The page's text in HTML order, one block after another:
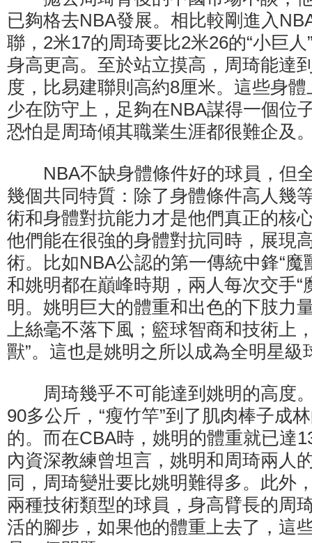
已夠格去NBA發展。相比較剛進入
聯，2米17的周琦要比2米26的“小巨
身高更高。至於站立摸高，周琦能達
度，比易建聯則高約8厘米。這些身
少在防守上，足夠在NBA謀得一個位
恐怕是周琦傾其職業生涯都很難企及
NBA不缺身體條件好的球員，但
幾個共同特質：除了身體條件高人幾
術和身體對抗能力才是他們真正的核
他們能在很強的身體對抗同時，展現
術。比如NBA公認的第一傳統中鋒“魔
和姚明都在巔峰時期，兩人每次交手“
明。姚明巨大的體重和出色的下肢力
上絲毫不落下風；籃球智商和技術上
獸”。這也是姚明之所以成為全明星級
周琦幾乎不可能達到姚明的高度
90多公斤，“瘦竹竿”到了肌肉棒子成
的。而在CBA時，姚明的體重就已達
內資深教練曾坦言，姚明和周琦兩人
同，周琦變壯要比姚明難得多。此外
兩種技術類型的球員，身高臂長的周
活的腳步，如果他的體重上去了，這